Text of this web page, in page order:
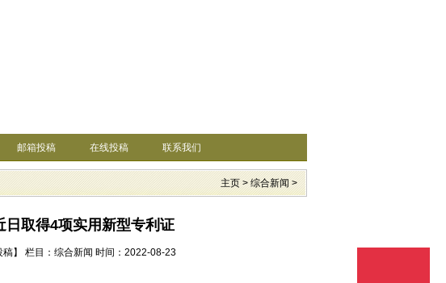
邮箱投稿 在线投稿 联系我们
主页 > 综合新闻 >
取得4项实用新型专利证
】 栏目： 综合新闻 时间：2022-08-23